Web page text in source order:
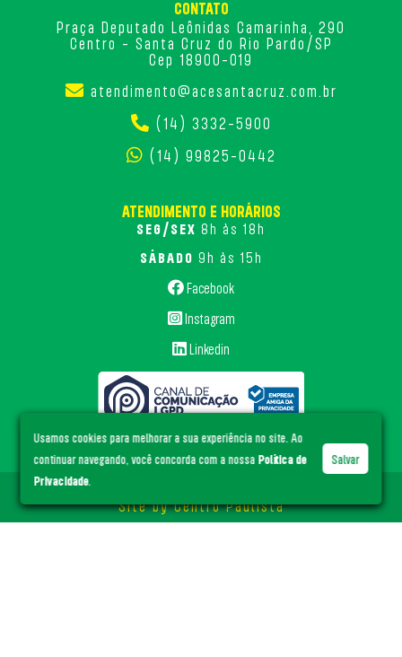
Usamos cookies para melhorar a sua experiência no site. Ao
continuar navegando, você concorda com a nossa Política de
Privacidade.
Salvar
CONTATO
Praça Deputado Leônidas Camarinha, 290
Centro - Santa Cruz do Rio Pardo/SP
Cep 18900-019
atendimento@acesantacruz.com.br
(14) 3332-5900
(14) 99825-0442
ATENDIMENTO E HORÁRIOS
SEG/SEX 8h às 18h
SÁBADO 9h às 15h
Facebook
Instagram
Linkedin
© ACE Santa Cruz
Site byCentro Paulista